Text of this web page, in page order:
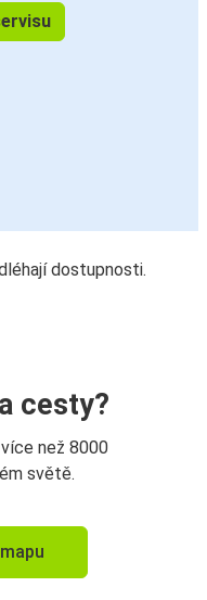
dostupnosti.
cesty?
než 8000
světě.